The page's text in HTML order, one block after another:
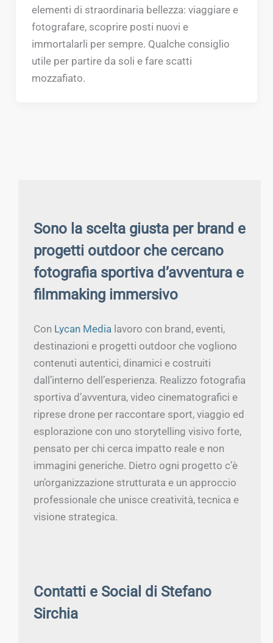
elementi di straordinaria bellezza: viaggiare e
fotografare, scoprire posti nuovi e
immortalarli per sempre. Qualche consiglio
utile per partire da soli e fare scatti
mozzafiato.
Sono la scelta giusta per brand e
progetti outdoor che cercano
fotografia sportiva d’avventura e
filmmaking immersivo
Con Lycan Media lavoro con brand, eventi,
destinazioni e progetti outdoor che vogliono
contenuti autentici, dinamici e costruiti
dall’interno dell’esperienza. Realizzo fotografia
sportiva d’avventura, video cinematografici e
riprese drone per raccontare sport, viaggio ed
esplorazione con uno storytelling visivo forte,
pensato per chi cerca impatto reale e non
immagini generiche. Dietro ogni progetto c’è
un’organizzazione strutturata e un approccio
professionale che unisce creatività, tecnica e
visione strategica.
Contatti e Social di Stefano
Sirchia